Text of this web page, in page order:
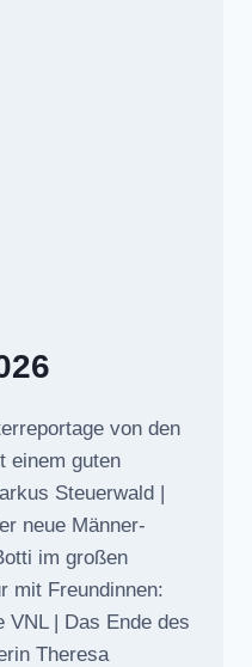
von den
einem guten
Steuerwald |
neue Männer-
im großen
mit Freundinnen:
VNL | Das Ende des
Theresa